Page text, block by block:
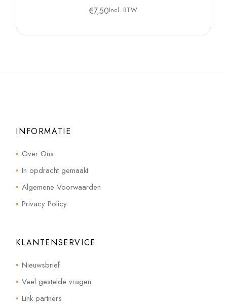
€7,50Incl. BTW
INFORMATIE
Over Ons
In opdracht gemaakt
Algemene Voorwaarden
Privacy Policy
KLANTENSERVICE
Nieuwsbrief
Veel gestelde vragen
Link partners